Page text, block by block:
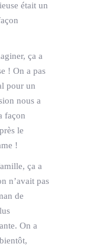
était un
ça a
! On a pas
pour un
nous a
façon
le
!
ça a
n’avait pas
de
On a